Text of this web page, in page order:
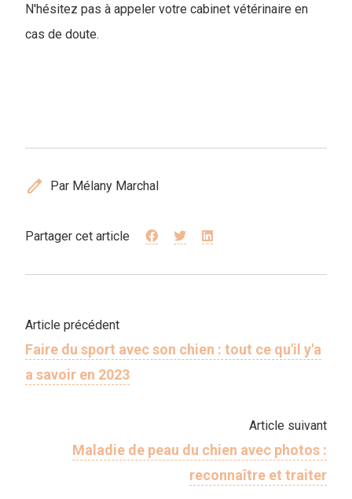
N'hésitez pas à appeler votre cabinet vétérinaire en
cas de doute.
edit Par Mélany Marchal
Partager cet article
Article précédent
Faire du sport avec son chien : tout ce qu'il y'a
a savoir en 2023
Article suivant
Maladie de peau du chien avec photos :
reconnaître et traiter